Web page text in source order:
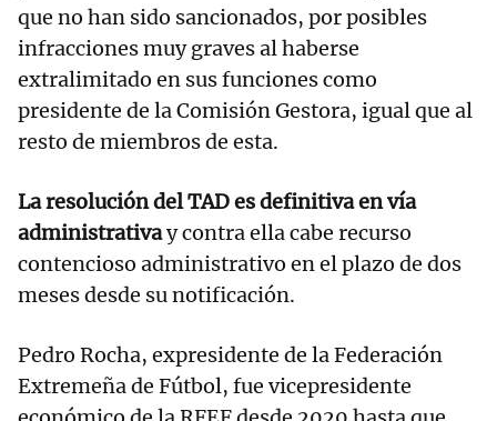
que no han sido sancionados, por posibles
infracciones muy graves al haberse
extralimitado en sus funciones como
presidente de la Comisión Gestora, igual que al
resto de miembros de esta.
La resolución del TAD es definitiva en vía
administrativay contra ella cabe recurso
contencioso administrativo en el plazo de dos
meses desde su notificación.
Pedro Rocha, expresidente de la Federación
Extremeña de Fútbol, fue vicepresidente